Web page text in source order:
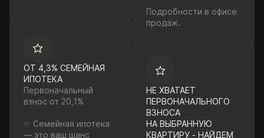
ОТ 4,3% СЕМЕЙНАЯ
ИПОТЕКА
Первоначальный
взнос от 20,1%
✨ Семейная ипотека
— это ваш шанс
Подробности в офисе
продаж.
НЕ ХВАТАЕТ
ПЕРВОНАЧАЛЬНОГО
ВЗНОСА
НА ВЫБРАННУЮ
КВАРТИРУ - НАЙДЕМ